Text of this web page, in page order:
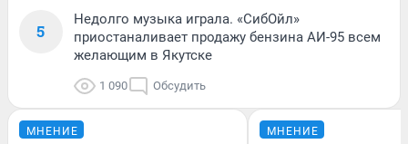
5
Недолго музыка играла. «СибОйл»
приостаналивает продажу бензина АИ-95 всем
желающим в Якутске
1 090 Обсудить
МНЕНИЕ МНЕНИЕ